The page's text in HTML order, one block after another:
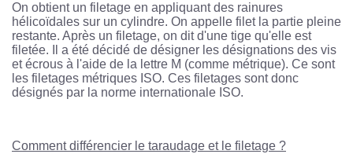
On obtient un filetage en appliquant des rainures
hélicoïdales sur un cylindre. On appelle filet la partie pleine
restante. Après un filetage, on dit d'une tige qu'elle est
filetée. Il a été décidé de désigner les désignations des vis
et écrous à l'aide de la lettre M (comme métrique). Ce sont
les filetages métriques ISO. Ces filetages sont donc
désignés par la norme internationale ISO.
Comment différencier le taraudage et le filetage ?